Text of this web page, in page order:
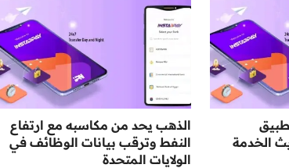
الخدمة
الذهب يحد من مكاسبه مع ارتفاع
النفط وترقب بيانات الوظائف في
الولايات المتحدة